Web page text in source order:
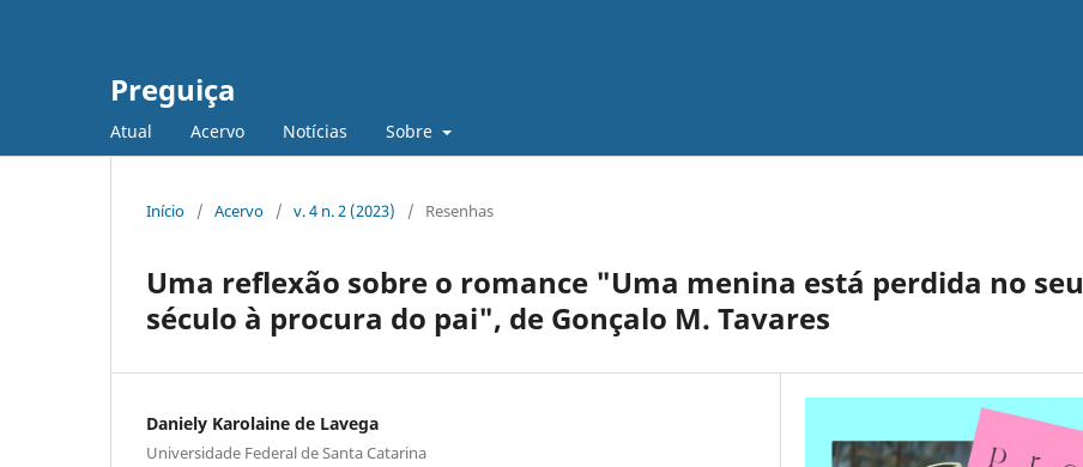
Preguiça
Atual Acervo Notícias Sobre
Início / Acervo / v. 4 n. 2 (2023) / Resenhas
Uma reflexão sobre o romance "Uma menina está perdida no seu
século à procura do pai", de Gonçalo M. Tavares
Daniely Karolaine de Lavega
Universidade Federal de Santa Catarina